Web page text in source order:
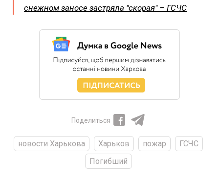
снежном заносе застряла "скорая" – ГСЧС
Поделиться
новости Харькова Харьков пожар
ГСЧС
Погибший